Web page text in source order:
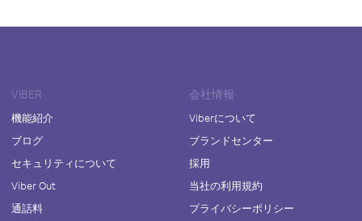
VIBER
機能紹介
ブログ
セキュリティについて
Viber Out
通話料
会社情報
Viberについて
ブランドセンター
採用
当社の利用規約
プライバシーポリシー